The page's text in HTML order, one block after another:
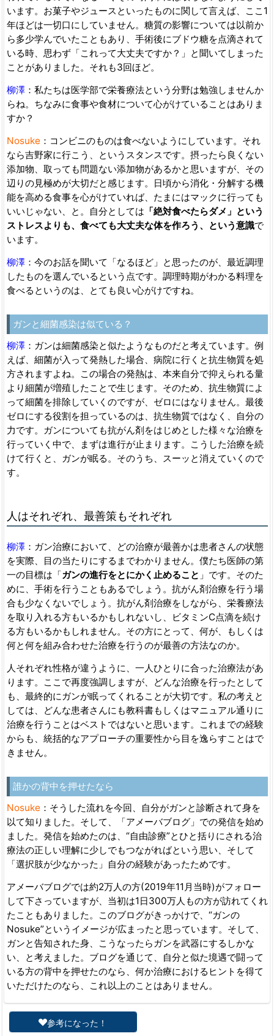
います。お菓子やジュースといったものに関して言えば、ここ1
年ほどは一切口にしていません。糖質の影響については以前か
ら多少学んでいたこともあり、手術後にブドウ糖を点滴されて
いる時、思わず「これって大丈夫ですか？」と聞いてしまった
ことがありました。それも3回ほど。
柳澤：私たちは医学部で栄養療法という分野は勉強しませんか
らね。ちなみに食事や食材について心がけていることはありま
すか？
Nosuke：コンビニのものは食べないようにしています。それ
なら吉野家に行こう、というスタンスです。摂ったら良くない
添加物、取っても問題ない添加物があるかと思いますが、その
辺りの見極めが大切だと感じます。日頃から消化・分解する機
能を高める食事を心がけていれば、たまにはマックに行っても
いいじゃない、と。自分としては 「絶対食べたらダメ」という
ストレスよりも、食べても大丈夫な体を作ろう、という意識で
います。
柳澤：今のお話を聞いて「なるほど」と思ったのが、最近調理
したものを選んでいるという点です。調理時期がわかる料理を
食べるというのは、とても良い心がけですね。
ガンと細菌感染は似ている？
柳澤：ガンは細菌感染と似たようなものだと考えています。例
えば、細菌が入って発熱した場合、病院に行くと抗生物質を処
方されますよね。この場合の発熱は、本来自分で抑えられる量
より細菌が増殖したことで生じます。そのため、抗生物質によ
って細菌を排除していくのですが、ゼロにはなりません。最後
ゼロにする役割を担っているのは、抗生物質ではなく、自分の
力です。ガンについても抗がん剤をはじめとした様々な治療を
行っていく中で、まずは進行が止まります。こうした治療を続
けて行くと、ガンが眠る。そのうち、スーッと消えていくので
す。
人はそれぞれ、最善策もそれぞれ
柳澤：ガン治療において、どの治療が最善かは患者さんの状態
を実際、目の当たりにするまでわかりません。僕たち医師の第
一の目標は「ガンの進行をとにかく止めること 」です。そのた
めに、手術を行うこともあるでしょう。抗がん剤治療を行う場
合も少なくないでしょう。抗がん剤治療をしながら、栄養療法
を取り入れる方もいるかもしれないし、ビタミンC点滴を続け
る方もいるかもしれません。その方にとって、何が、もしくは
何と何を組み合わせた治療を行うのが最善の方法なのか。
人それぞれ性格が違うように、一人ひとりに合った治療法があ
ります。ここで再度強調しますが、どんな治療を行ったとして
も、最終的にガンが眠ってくれることが大切です。私の考えと
しては、どんな患者さんにも教科書もしくはマニュアル通りに
治療を行うことはベストではないと思います。これまでの経験
からも、統括的なアプローチの重要性から目を逸らすことはで
きません。
誰かの背中を押せたなら
Nosuke：そうした流れを今回、自分がガンと診断されて身を
以て知りました。そして、「アメーバブログ」での発信を始め
ました。発信を始めたのは、“自由診療”とひと括りにされる治
療法の正しい理解に少しでもつながればという思い、そして
「選択肢が少なかった」自分の経験があったためです。
アメーバブログでは約2万人の方(2019年11月当時)がフォロー
して下さっていますが、当初は1日300万人もの方が訪れてくれ
たこともありました。このブログがきっかけで、“ガンの
Nosuke”というイメージが広まったと思っています。そして、
ガンと告知された身、こうなったらガンを武器にするしかな
い、と考えました。ブログを通じて、自分と似た境遇で闘って
いる方の背中を押せたのなら、何か治療におけるヒントを得て
いただけたのなら、これ以上のことはありません。
参考になった！